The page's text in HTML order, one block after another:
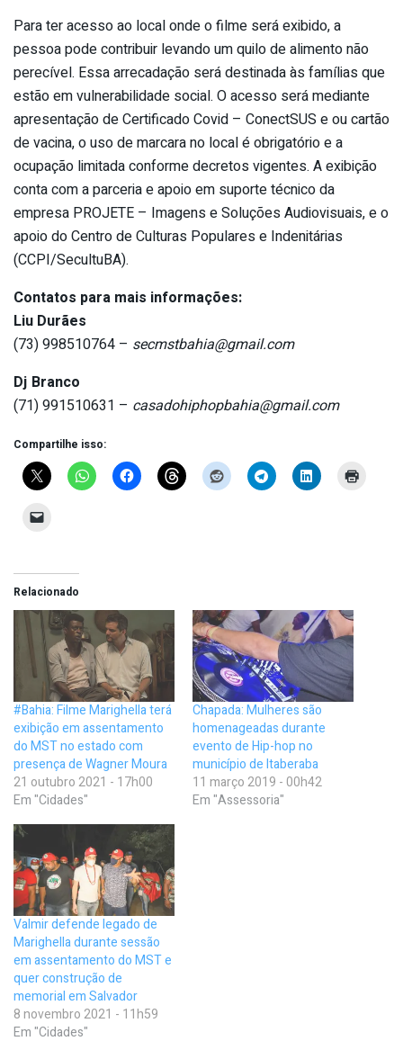
Para ter acesso ao local onde o filme será exibido, a
pessoa pode contribuir levando um quilo de alimento não
perecível. Essa arrecadação será destinada às famílias que
estão em vulnerabilidade social. O acesso será mediante
apresentação de Certificado Covid – ConectSUS e ou cartão
de vacina, o uso de marcara no local é obrigatório e a
ocupação limitada conforme decretos vigentes. A exibição
conta com a parceria e apoio em suporte técnico da
empresa PROJETE – Imagens e Soluções Audiovisuais, e o
apoio do Centro de Culturas Populares e Indenitárias
(CCPI/SecultuBA).
Contatos para mais informações:
Liu Durães
(73) 998510764 – secmstbahia@gmail.com
Dj Branco
(71) 991510631 – casadohiphopbahia@gmail.com
Compartilhe isso:
Relacionado
#Bahia: Filme Marighella terá
exibição em assentamento
do MST no estado com
presença de Wagner Moura
21 outubro 2021 - 17h00
Em "Cidades"
Chapada: Mulheres são
homenageadas durante
evento de Hip-hop no
município de Itaberaba
11 março 2019 - 00h42
Em "Assessoria"
Valmir defende legado de
Marighella durante sessão
em assentamento do MST e
quer construção de
memorial em Salvador
8 novembro 2021 - 11h59
Em "Cidades"